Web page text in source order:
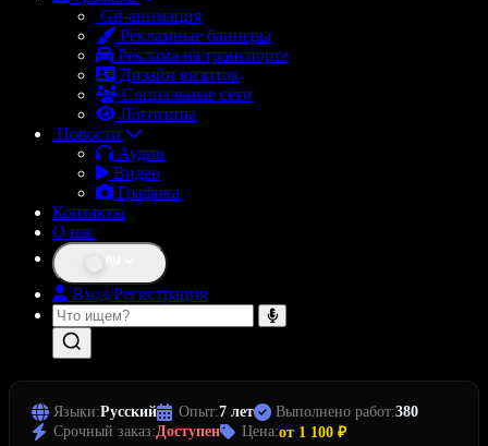
Gif-анимация
Рекламные баннеры
Реклама на транспорте
Дизайн визиток
Социальные сети
Логотипы
Новости
Аудио
Видео
Графика
Контакты
О нас
Вход/Регистрация
Языки:Русский Опыт:7 лет Выполнено работ:380
Срочный заказ:Доступен Цена:от 1 100 ₽